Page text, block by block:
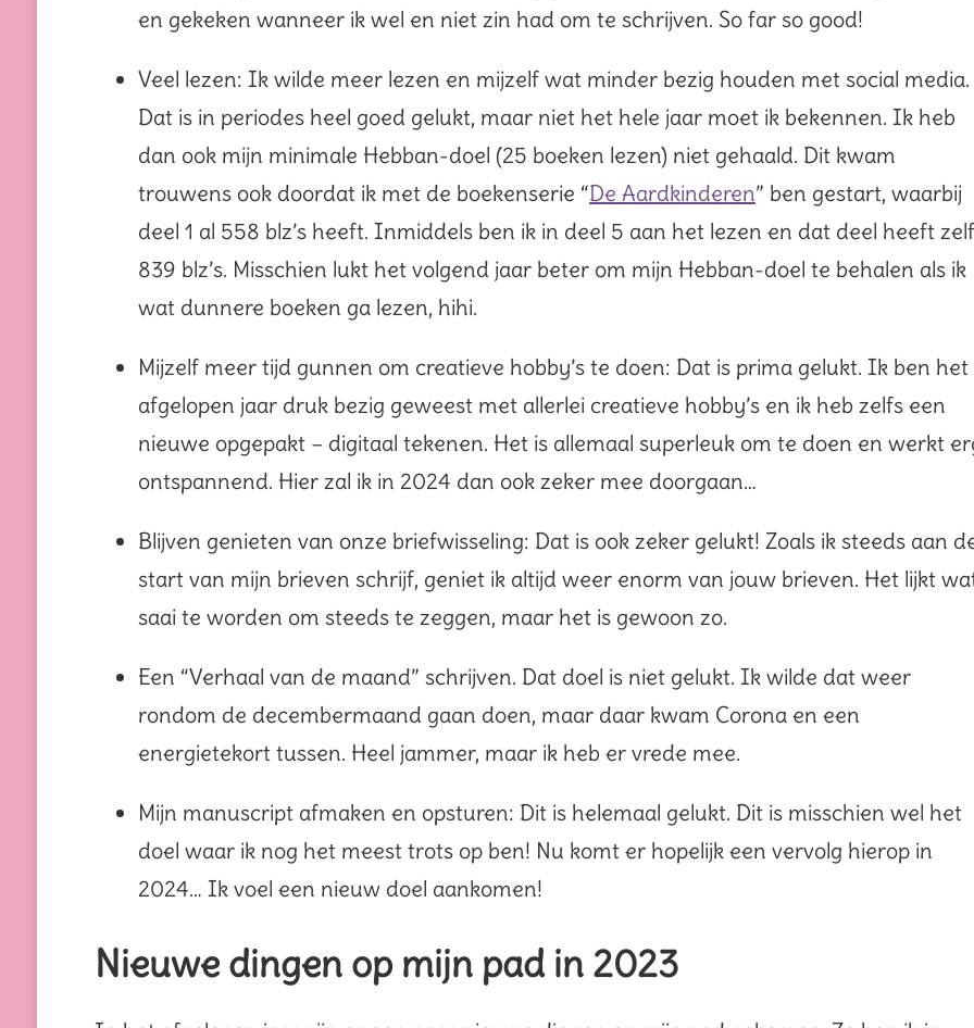
en gekeken wanneer ik wel en niet zin had om te schrijven. So far so good!
Veel lezen: Ik wilde meer lezen en mijzelf wat minder bezig houden met social media.
Dat is in periodes heel goed gelukt, maar niet het hele jaar moet ik bekennen. Ik heb
dan ook mijn minimale Hebban-doel (25 boeken lezen) niet gehaald. Dit kwam
trouwens ook doordat ik met de boekenserie “De Aardkinderen” ben gestart, waarbij
deel 1 al 558 blz’s heeft. Inmiddels ben ik in deel 5 aan het lezen en dat deel heeft
839 blz’s. Misschien lukt het volgend jaar beter om mijn Hebban-doel te behalen als ik
wat dunnere boeken ga lezen, hihi.
Mijzelf meer tijd gunnen om creatieve hobby’s te doen: Dat is prima gelukt. Ik ben het
afgelopen jaar druk bezig geweest met allerlei creatieve hobby’s en ik heb zelfs een
nieuwe opgepakt – digitaal tekenen. Het is allemaal superleuk om te doen en werkt
ontspannend. Hier zal ik in 2024 dan ook zeker mee doorgaan…
Blijven genieten van onze briefwisseling: Dat is ook zeker gelukt! Zoals ik steeds aan
start van mijn brieven schrijf, geniet ik altijd weer enorm van jouw brieven. Het lijkt
saai te worden om steeds te zeggen, maar het is gewoon zo.
Een “Verhaal van de maand” schrijven. Dat doel is niet gelukt. Ik wilde dat weer
rondom de decembermaand gaan doen, maar daar kwam Corona en een
energietekort tussen. Heel jammer, maar ik heb er vrede mee.
Mijn manuscript afmaken en opsturen: Dit is helemaal gelukt. Dit is misschien wel het
doel waar ik nog het meest trots op ben! Nu komt er hopelijk een vervolg hierop in
2024… Ik voel een nieuw doel aankomen!
Nieuwe dingen op mijn pad in 2023